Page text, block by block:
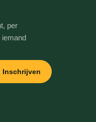
per
iemand
Inschrijven